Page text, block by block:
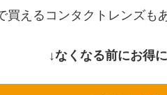
買えるコンタクトレンズも
↓なくなる前にお得